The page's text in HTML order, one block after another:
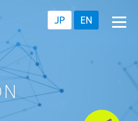
Menu
JP EN
US
情報
NEWS